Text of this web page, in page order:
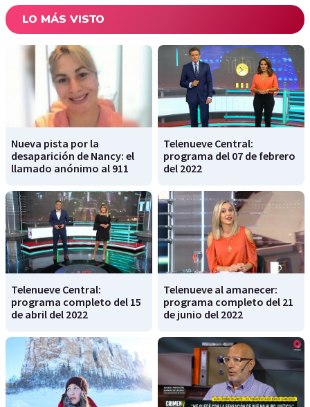
LO MÁS VISTO
Nueva pista por la
desaparición de Nancy: el
llamado anónimo al 911
Telenueve Central:
programa del 07 de febrero
del 2022
Telenueve Central:
programa completo del 15
de abril del 2022
Telenueve al amanecer:
programa completo del 21
de junio del 2022